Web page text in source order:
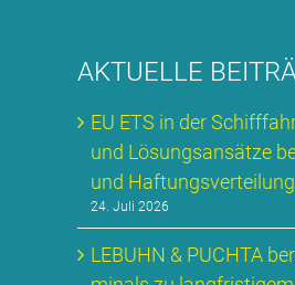
AK­TU­EL­LE
EU ETS in der
und Lö­sungs­an­sät­ze
und Haf­tungs­ver­tei­lung
24. Juli 2026
LE­BUHN & PUCH­TA